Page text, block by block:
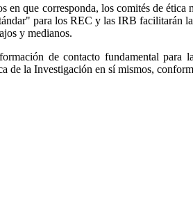
en que corresponda, los comités de ética
para los REC y las IRB facilitarán
y medianos.
de contacto fundamental
de la Investigación en sí mismos,